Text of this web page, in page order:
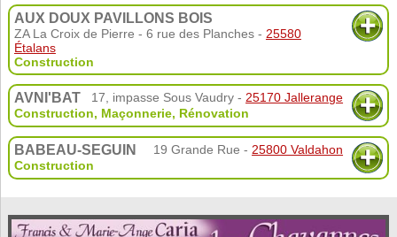
AUX DOUX PAVILLONS BOIS
ZA La Croix de Pierre - 6 rue des Planches - 25580
Étalans
Construction
AVNI'BAT 17, impasse Sous Vaudry -25170 Jallerange
Construction, Maçonnerie, Rénovation
BABEAU-SEGUIN 19 Grande Rue -25800 Valdahon
Construction